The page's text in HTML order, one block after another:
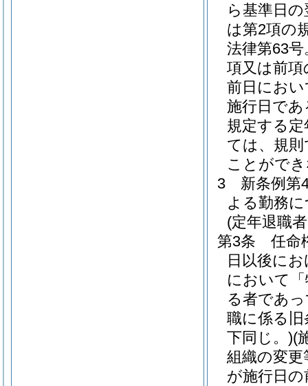
ら基準日
は第2項の
法律第63
項又は前
前日にお
施行日で
規定する定
ては、規
ことがで
3
新条例第
よる勤務
(定年退職
第3条
任命
日以後に
において
る者であ
職に係る旧
下同じ。)(
組織の変
が施行日